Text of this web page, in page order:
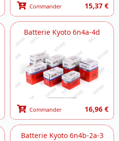
Commander 15,37 €
Batterie Kyoto 6n4a-4d
Commander 16,96 €
Batterie Kyoto 6n4b-2a-3